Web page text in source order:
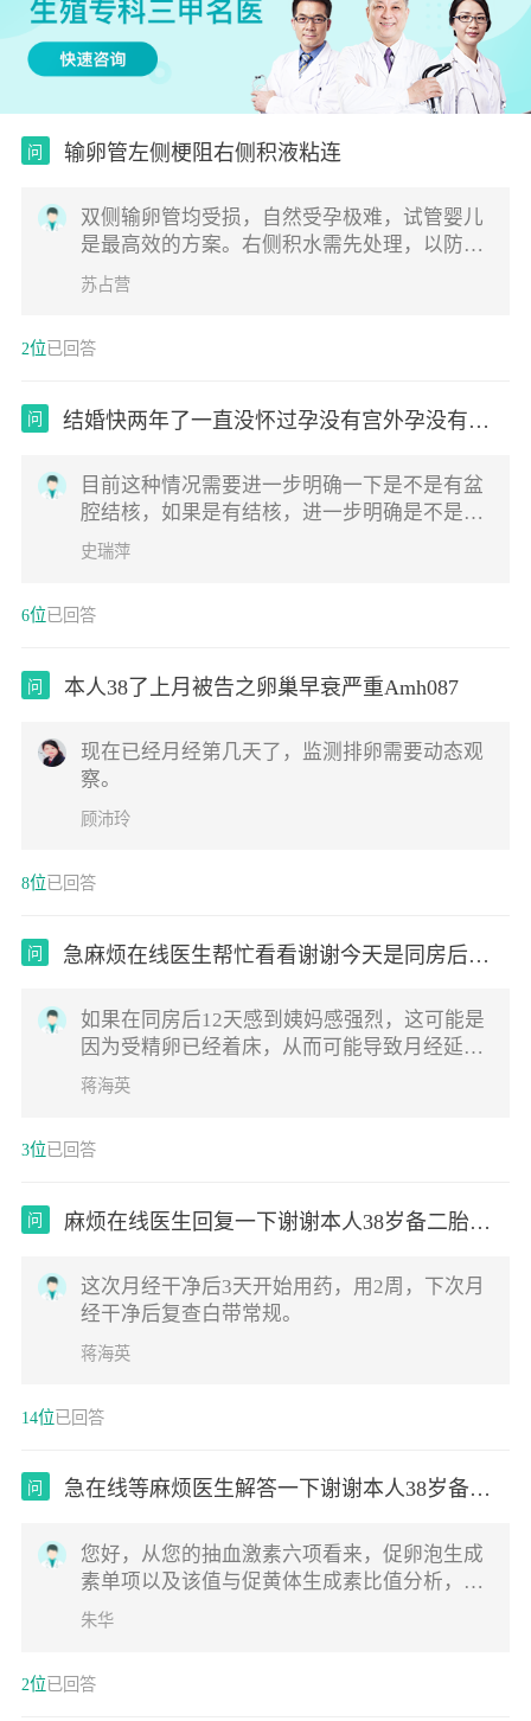
问 输卵管左侧梗阻右侧积液粘连
双侧输卵管均受损，自然受孕极难，试管婴儿
是最高效的方案。右侧积水需先处理，以防影
响后续胚胎着床。若计划做试管婴儿，通常建
议在移植前通过腹腔镜手术切除或结扎右侧积
坏，同时解除盆腔粘连。
苏占营
2位已回答
问
结婚快两年了一直没怀过孕没有宫外孕没有流
目前这种情况需要进一步明确一下是不是有盆
腔结核，如果是有结核，进一步明确是不是活
动性的结核，如果是结核要尽快的治疗；排除
了结核的话，治疗盆腔炎对于生育是有帮助的
史瑞萍
6位已回答
问 本人38了上月被告之卵巢早衰严重Amh087
现在已经月经第几天了，监测排卵需要动态观
察。
顾沛玲
8位已回答
问
急麻烦在线医生帮忙看看谢谢今天是同房后第
如果在同房后12天感到姨妈感强烈，这可能是
因为受精卵已经着床，从而可能导致月经延
迟。怀孕是有可能的，但是也需要考虑到其他
因素，比如月经可能因为各种原因（如压力、
hcg，可以明确是否怀孕。要么观察几天看
延迟1周，建议做b超看看。
蒋海英
3位已回答
问
麻烦在线医生回复一下谢谢本人38岁备二胎一
这次月经干净后3天开始用药，用2周，下次月
经干净后复查白带常规。
蒋海英
14位已回答
问
急在线等麻烦医生解答一下谢谢本人38岁备孕
您好，从您的抽血激素六项看来，促卵泡生成
素单项以及该值与促黄体生成素比值分析，结
合您的AMH值，您目前的卵巢储备功能不太
好，自然怀孕可能性偏小，以及怀孕后流产机
三到六个月，不行就建议试管
朱华
2位已回答